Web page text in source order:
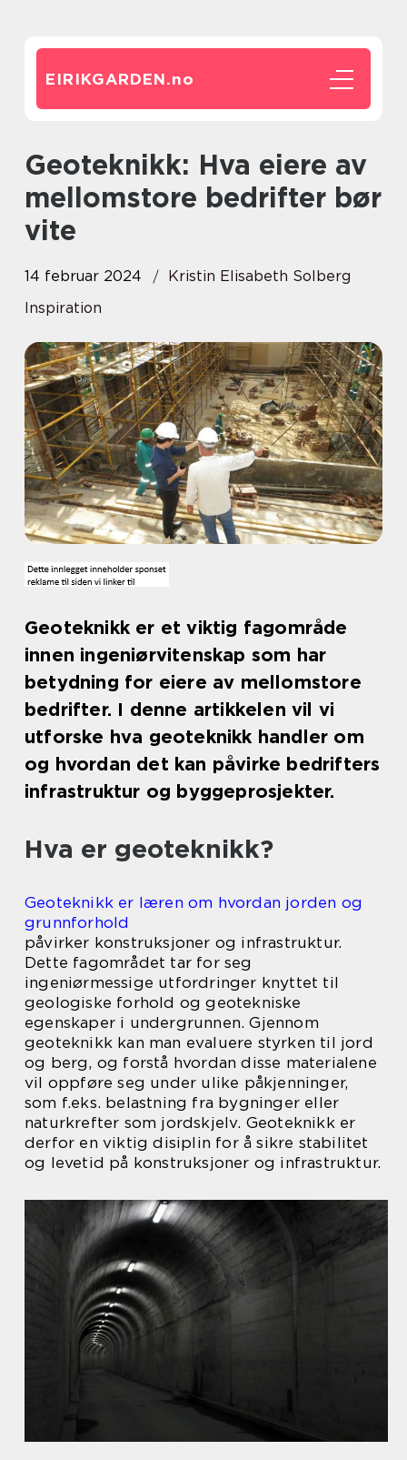
EIRIKGARDEN.no
Geoteknikk: Hva eiere av
mellomstore bedrifter bør
vite
14 februar 2024
Kristin Elisabeth Solberg
Inspiration
Geoteknikk er et viktig fagområde
innen ingeniørvitenskap som har
betydning for eiere av mellomstore
bedrifter. I denne artikkelen vil vi
utforske hva geoteknikk handler om
og hvordan det kan påvirke bedrifters
infrastruktur og byggeprosjekter.
Hva er geoteknikk?
Geoteknikk er læren om hvordan jorden og
grunnforhold
påvirker konstruksjoner og infrastruktur.
Dette fagområdet tar for seg
ingeniørmessige utfordringer knyttet til
geologiske forhold og geotekniske
egenskaper i undergrunnen. Gjennom
geoteknikk kan man evaluere styrken til jord
og berg, og forstå hvordan disse materialene
vil oppføre seg under ulike påkjenninger,
som f.eks. belastning fra bygninger eller
naturkrefter som jordskjelv. Geoteknikk er
derfor en viktig disiplin for å sikre stabilitet
og levetid på konstruksjoner og infrastruktur.